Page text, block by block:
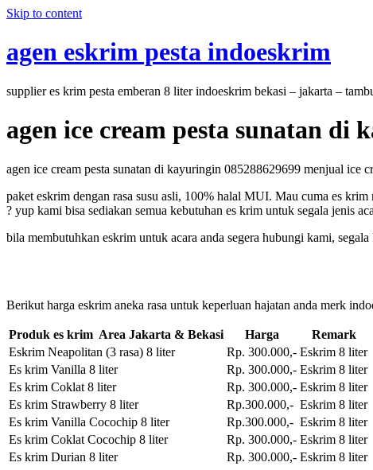
Skip to content
agen eskrim pesta indoeskrim
supplier es krim pesta emberan 8 liter indoeskrim bekasi – jakarta –
agen ice cream pesta sunatan di
agen ice cream pesta sunatan di kayuringin 085288629699 menjual ice
paket eskrim dengan rasa susu asli, 100% halal MUI. Mau cuma es
? yup kami bisa sediakan semua kebutuhan es krim untuk segala jenis
bila membutuhkan eskrim untuk acara anda segera hubungi kami,
Berikut harga eskrim aneka rasa untuk keperluan hajatan anda merk
Produk es krim Area Jakarta & Bekasi Harga
Remark
Eskrim Neapolitan (3 rasa) 8 liter
Rp. 300.000,- Eskrim 8 liter
Es krim Vanilla 8 liter
Rp. 300.000,- Eskrim 8 liter
Es krim Coklat 8 liter
Rp. 300.000,- Eskrim 8 liter
Es krim Strawberry 8 liter
Rp.300.000,- Eskrim 8 liter
Es krim Vanilla Cocochip 8 liter
Rp.300.000,- Eskrim 8 liter
Es krim Coklat Cocochip 8 liter
Rp. 300.000,- Eskrim 8 liter
Es krim Durian 8 liter
Rp. 300.000,- Eskrim 8 liter